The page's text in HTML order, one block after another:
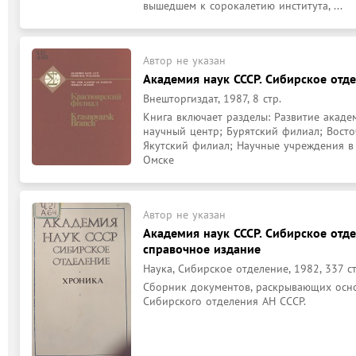
вышедшем к сорокалетию института, ...
Автор не указан
Академия наук СССР. Сибирское
Внешторгиздат, 1987, 8 стр.
Книга включает разделы: Развитие
научный центр; Бурятский филиал;
Якутский филиал; Научные учреждения
Омске
Автор не указан
Академия наук СССР. Сибирское
справочное издание
Наука, Сибирское отделение, 1982, 337
Сборник документов, раскрывающих
Сибирского отделения АН СССР.